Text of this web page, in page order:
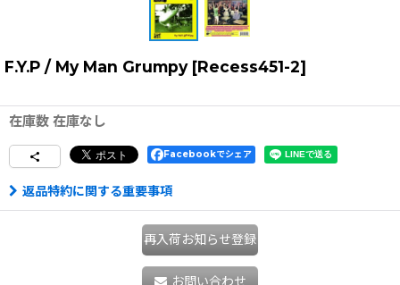
F.Y.P / My Man Grumpy [Recess451-2]
在庫数 在庫なし
Facebookでシェア
返品特約に関する重要事項
再入荷お知らせ登録
お問い合わせ